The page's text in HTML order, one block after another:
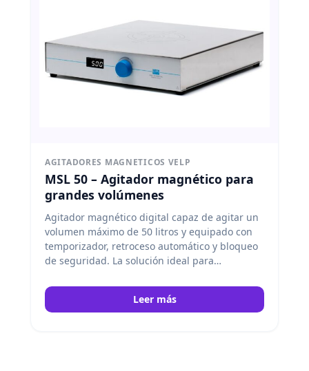
AGITADORES MAGNETICOS VELP
MSL 50 – Agitador magnético para
grandes volúmenes
Agitador magnético digital capaz de agitar un
volumen máximo de 50 litros y equipado con
temporizador, retroceso automático y bloqueo
de seguridad. La solución ideal para
grandes volúmenes en sectores como el
biólogico, farmacéutico, biofarmacéutico y
Leer más